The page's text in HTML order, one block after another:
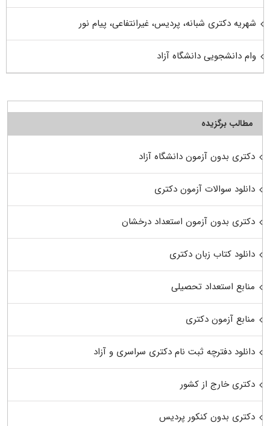
شهریه دکتری شبانه، پردیس، غیرانتفاعی، پیام نور
وام دانشجویی دانشگاه آزاد
مطالب برگزیده
دکتری بدون آزمون دانشگاه آزاد
دانلود سوالات آزمون دکتری
دکتری بدون آزمون استعداد درخشان
دانلود کتاب زبان دکتری
منابع استعداد تحصیلی
منابع آزمون دکتری
دانلود دفترچه ثبت نام دکتری سراسری و آزاد
دکتری خارج از کشور
دکتری بدون کنکور پردیس